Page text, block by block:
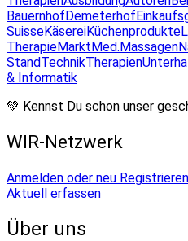
BauernhofDemeterhof
SuisseKäsereiKüchenprodukte
TherapieMarktMed.Massagen
StandTechnikTherapien
& Informatik
💚 Kennst Du schon unser
WIR-Netzwerk
Anmelden oder neu Registrieren
Aktuell erfassen
Über uns